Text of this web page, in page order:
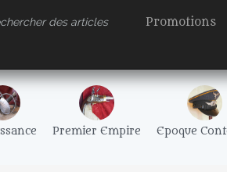
Promotions
Premier Empire Epoque